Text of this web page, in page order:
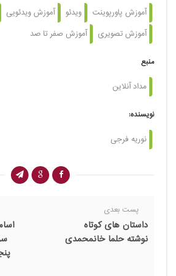
آموزش پاورپوینت ویدئو آموزش ویدئویی
آموزش تصویری
آموزش صفر تا صد
منبع
مداد آنلاین
نویسنده:
نوریه فرجی
پست بعدی
داستان های کوتاه
نوشته حلما خانمحمدی